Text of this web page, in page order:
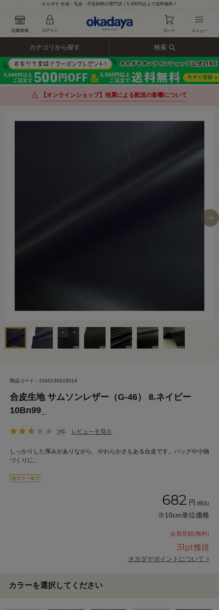
オカダヤ 生地・毛糸・手芸材料の専門店｜5,500円以上で送料無料！
カテゴリから探す 検索
【オンラインショップ】地震による配送の影響について
商品コード：2345130019514
合皮生地 サムソンレザー（G-46） 8.ネイビー
10Bn99_
2件 レビューを見る
しっかりした厚みがありながら、やわらかさもある合皮です。バッグや小物
づくりに。
682 円 (税込)
※10cm単位価格
会員登録(無料)
31pt獲得
オカダヤポイントについて >
カラーを選択してください